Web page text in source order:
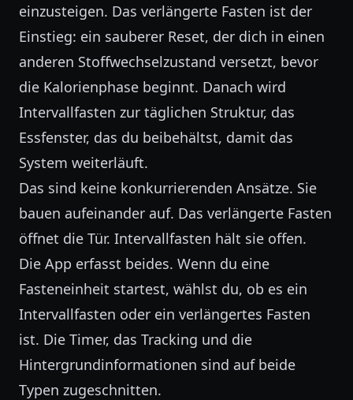
einzusteigen. Das verlängerte Fasten ist der
Einstieg: ein sauberer Reset, der dich in einen
anderen Stoffwechselzustand versetzt, bevor
die Kalorienphase beginnt. Danach wird
Intervallfasten zur täglichen Struktur, das
Essfenster, das du beibehältst, damit das
System weiterläuft.
Das sind keine konkurrierenden Ansätze. Sie
bauen aufeinander auf. Das verlängerte Fasten
öffnet die Tür. Intervallfasten hält sie offen.
Die App erfasst beides. Wenn du eine
Fasteneinheit startest, wählst du, ob es ein
Intervallfasten oder ein verlängertes Fasten
ist. Die Timer, das Tracking und die
Hintergrundinformationen sind auf beide
Typen zugeschnitten.